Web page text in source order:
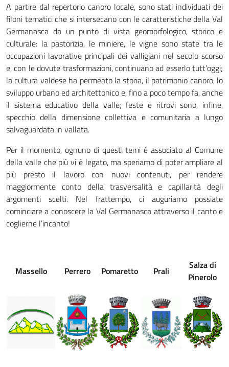
A partire dal repertorio canoro locale, sono stati individuati dei
filoni tematici che si intersecano con le caratteristiche della Val
Germanasca da un punto di vista geomorfologico, storico e
culturale: la pastorizia, le miniere, le vigne sono state tra le
occupazioni lavorative principali dei valligiani nel secolo scorso
e, con le dovute trasformazioni, continuano ad esserlo tutt’oggi;
la cultura valdese ha permeato la storia, il patrimonio canoro, lo
sviluppo urbano ed architettonico e, fino a poco tempo fa, anche
il sistema educativo della valle; feste e ritrovi sono, infine,
specchio della dimensione collettiva e comunitaria a lungo
salvaguardata in vallata.
Per il momento, ognuno di questi temi è associato al Comune
della valle che più vi è legato, ma speriamo di poter ampliare al
più presto il lavoro con nuovi contenuti, per rendere
maggiormente conto della trasversalità e capillarità degli
argomenti scelti. Nel frattempo, ci auguriamo possiate
cominciare a conoscere la Val Germanasca attraverso il canto e
coglierne l’incanto!
Massello Perrero Pomaretto Prali
Salza di
Pinerolo